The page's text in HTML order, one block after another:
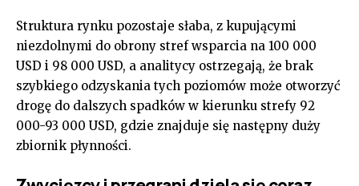
Struktura rynku pozostaje słaba, z kupującymi
niezdolnymi do obrony stref wsparcia na 100 000
USD i 98 000 USD, a analitycy ostrzegają, że brak
szybkiego odzyskania tych poziomów może otworzyć
drogę do dalszych spadków w kierunku strefy 92
000-93 000 USD, gdzie znajduje się następny duży
zbiornik płynności.